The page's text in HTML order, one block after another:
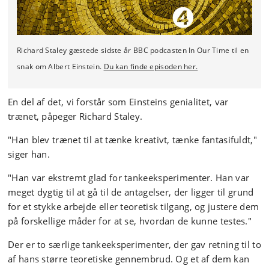
Richard Staley gæstede sidste år BBC podcasten In Our Time til en
snak om Albert Einstein. Du kan finde episoden her.
En del af det, vi forstår som Einsteins genialitet, var
trænet, påpeger Richard Staley.
"Han blev trænet til at tænke kreativt, tænke fantasifuldt,"
siger han.
"Han var ekstremt glad for tankeeksperimenter. Han var
meget dygtig til at gå til de antagelser, der ligger til grund
for et stykke arbejde eller teoretisk tilgang, og justere dem
på forskellige måder for at se, hvordan de kunne testes."
Der er to særlige tankeeksperimenter, der gav retning til to
af hans større teoretiske gennembrud. Og et af dem kan